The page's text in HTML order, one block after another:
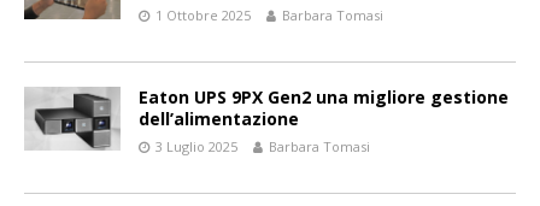
1 Ottobre 2025 Barbara Tomasi
Eaton UPS 9PX Gen2 una migliore gestione
dell’alimentazione
3 Luglio 2025 Barbara Tomasi